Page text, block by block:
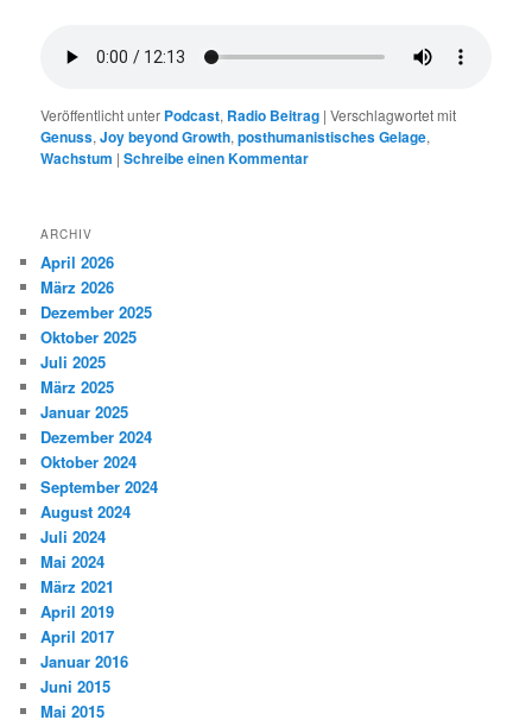
Veröffentlicht unter Podcast, Radio Beitrag |Verschlagwortet mit
Genuss,Joy beyond Growth,posthumanistisches Gelage,
Wachstum |Schreibe einen Kommentar
ARCHIV
April 2026
März 2026
Dezember 2025
Oktober 2025
Juli 2025
März 2025
Januar 2025
Dezember 2024
Oktober 2024
September 2024
August 2024
Juli 2024
Mai 2024
März 2021
April 2019
April 2017
Januar 2016
Juni 2015
Mai 2015